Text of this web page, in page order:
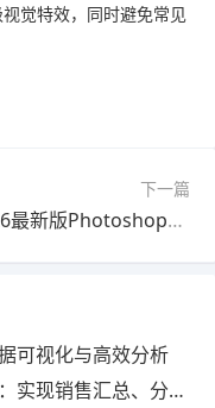
觉特效，同时避免常见
下一篇
2026最新版Photoshop特效完整指南教程｜一看就会
可视化与高效分析
汇总、分析与动态监控